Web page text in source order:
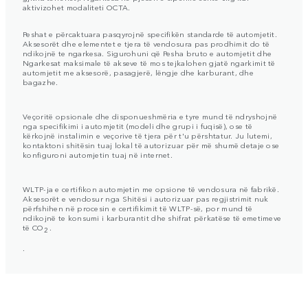
aktivizohet modaliteti OCTA.
Peshat e përcaktuara pasqyrojnë specifikën standarde të automjetit.
Aksesorët dhe elementet e tjera të vendosura pas prodhimit do të
ndikojnë te ngarkesa. Sigurohuni që Pesha bruto e automjetit dhe
Ngarkesat maksimale të akseve të mos tejkalohen gjatë ngarkimit të
automjetit me aksesorë, pasagjerë, lëngje dhe karburant, dhe
bagazhe.
Veçoritë opsionale dhe disponueshmëria e tyre mund të ndryshojnë
nga specifikimi i automjetit (modeli dhe grupi i fuqisë), ose të
kërkojnë instalimin e veçorive të tjera për t'u përshtatur. Ju lutemi,
kontaktoni shitësin tuaj lokal të autorizuar për më shumë detaje ose
konfiguroni automjetin tuaj në internet.
WLTP-ja e certifikon automjetin me opsione të vendosura në fabrikë.
Aksesorët e vendosur nga Shitësi i autorizuar pas regjistrimit nuk
përfshihen në procesin e certifikimit të WLTP-së, por mund të
ndikojnë te konsumi i karburantit dhe shifrat përkatëse të emetimeve
të CO 2.